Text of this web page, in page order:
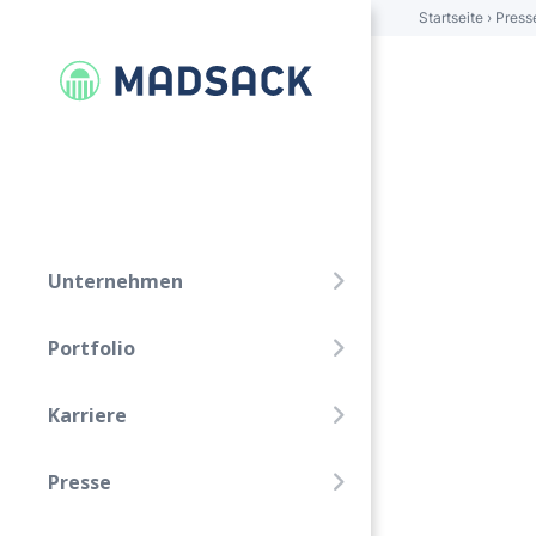
Unternehmen
Portfolio
Karriere
Presse
Startseite ›
Unternehmen